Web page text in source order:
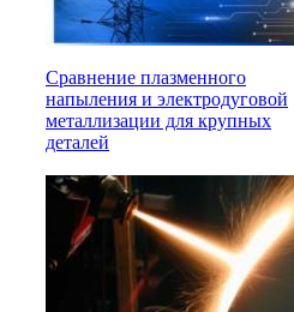
Сравнение плазменного
напыления и электродуговой
металлизации для крупных
деталей